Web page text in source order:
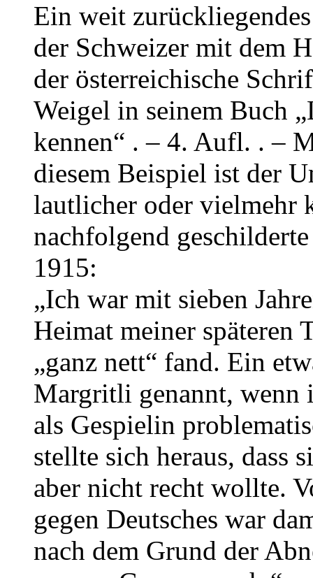
Ein weit
der Schweizer mit dem
der österreichische
Weigel in seinem Buch
kennen“ . – 4. Aufl. . –
diesem Beispiel ist der
lautlicher oder vielmehr
nachfolgend
1915:
„Ich war mit sieben
Heimat meiner späteren
„ganz nett“ fand. Ein
Margritli genannt, wenn
als Gespielin
stellte sich heraus, dass
aber nicht recht wollte.
gegen Deutsches war
nach dem Grund der